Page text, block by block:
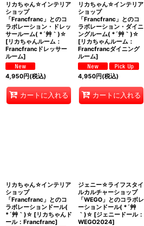
リカちゃん☆インテリア
ショップ
「Francfranc」とのコ
ラボレーション・ドレッ
サールーム( *´艸｀)☆
[リカちゃんルーム：
Francfrancドレッサー
ルーム]
4,950円(税込)
カートに入れる
リカちゃん☆インテリア
ショップ
「Francfranc」とのコ
ラボレーション・ダイニ
ングルーム( *´艸｀)☆
[リカちゃんルーム：
Francfrancダイニング
ルーム]
4,950円(税込)
カートに入れる
リカちゃん☆インテリア
ショップ
「Francfranc」とのコ
ラボレーションドール(
*´艸｀)☆ [リカちゃんド
ール：Francfranc]
ジェニー☆ライフスタイ
ルカルチャーショップ
「WEGO」とのコラボレ
ーションドール( *´艸
｀)☆ [ジェニードール：
WEGO2024]